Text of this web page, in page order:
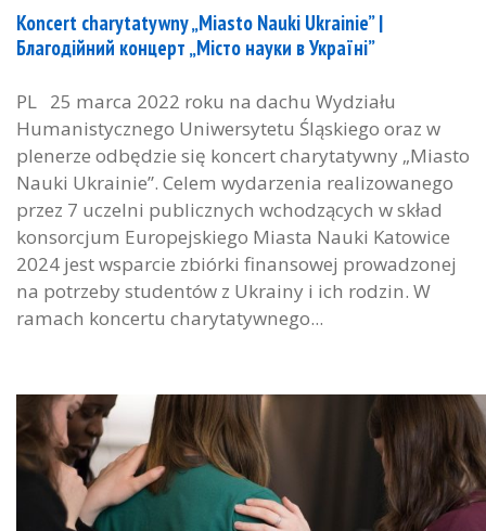
Koncert charytatywny „Miasto Nauki Ukrainie” |
Благодійний концерт „Місто науки в Україні”
PL 25 marca 2022 roku na dachu Wydziału
Humanistycznego Uniwersytetu Śląskiego oraz w
plenerze odbędzie się koncert charytatywny „Miasto
Nauki Ukrainie”. Celem wydarzenia realizowanego
przez 7 uczelni publicznych wchodzących w skład
konsorcjum Europejskiego Miasta Nauki Katowice
2024 jest wsparcie zbiórki finansowej prowadzonej
na potrzeby studentów z Ukrainy i ich rodzin. W
ramach koncertu charytatywnego...